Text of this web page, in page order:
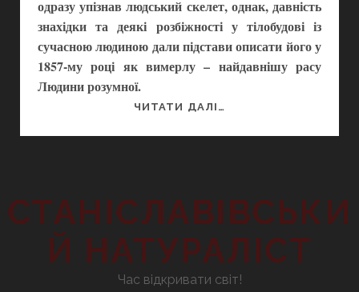
одразу упізнав людський скелет, однак, давність
знахідки та деякі розбіжності у тілобудові із
сучасною людиною дали підстави описати його у
1857-му році як вимерлу – найдавнішу расу
Людини розумної.
ЧИТАТИ ДАЛІ…
СТАНІСЛАВІВСЬКИ
Й НАТУРАЛІСТ
Час відкривати світ!